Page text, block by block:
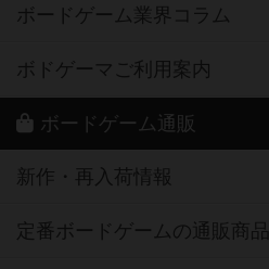
ボードゲーム業界コラム
ボドゲーマご利用案内
ボードゲーム通販
新作・再入荷情報
定番ボードゲームの通販商品